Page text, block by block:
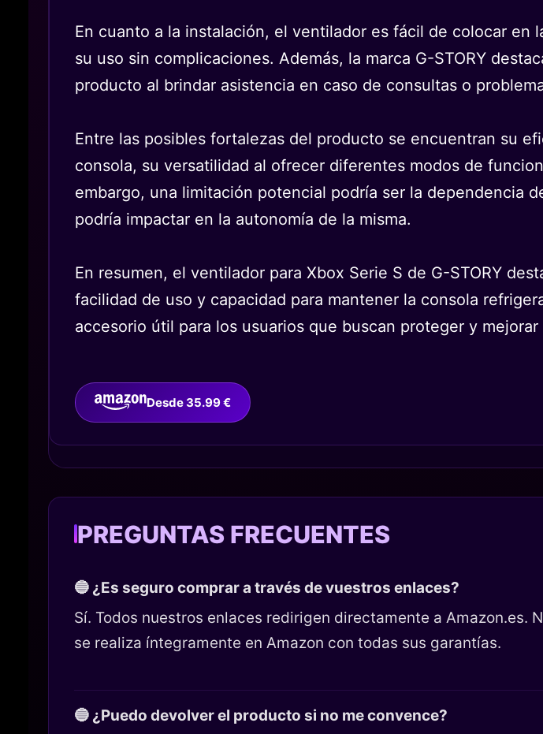
En cuanto a la instalación, el ventilador es fácil de colocar
su uso sin complicaciones. Además, la marca G-STORY
producto al brindar asistencia en caso de consultas o
Entre las posibles fortalezas del producto se encuentran su
consola, su versatilidad al ofrecer diferentes modos de
embargo, una limitación potencial podría ser la dependencia
podría impactar en la autonomía de la misma.
En resumen, el ventilador para Xbox Serie S de G-STORY
facilidad de uso y capacidad para mantener la consola
accesorio útil para los usuarios que buscan proteger y
Desde 35.99 €
PREGUNTAS FRECUENTES
🔵 ¿Es seguro comprar a través de vuestros enlaces?
Sí. Todos nuestros enlaces redirigen directamente a
se realiza íntegramente en Amazon con todas sus garantías.
🔵 ¿Puedo devolver el producto si no me convence?